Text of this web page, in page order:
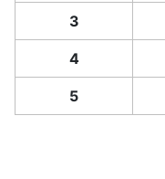
3
4
5